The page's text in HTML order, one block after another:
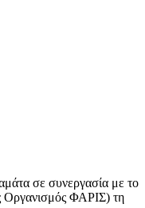
σε συνεργασία με το
ΦΑΡΙΣ) τη